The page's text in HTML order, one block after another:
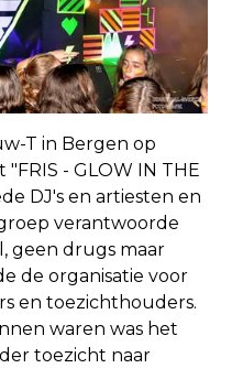
T in Bergen op
- GLOW IN THE
DJ's en artiesten en
verantwoorde
geen drugs maar
de organisatie voor
en toezichthouders.
waren was het
toezicht naar